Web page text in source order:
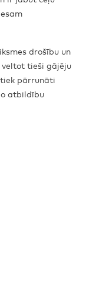
drošību un
tieši gājēju
pārrunāti
atbildību